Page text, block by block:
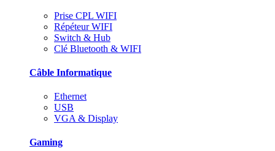
Prise CPL WIFI
Répéteur WIFI
Switch & Hub
Clé Bluetooth & WIFI
Câble Informatique
Ethernet
USB
VGA & Display
Gaming